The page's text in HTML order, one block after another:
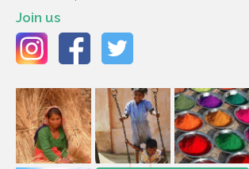
Join us